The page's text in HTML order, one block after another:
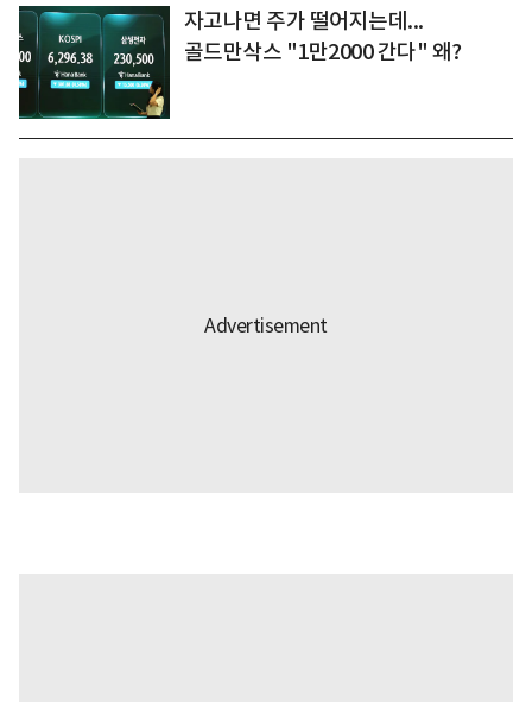
자고나면 주가 떨어지는데...
골드만삭스 "1만2000 간다" 왜?